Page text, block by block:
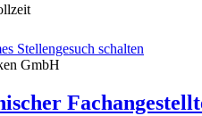
Stellengesuch schalten
GmbH